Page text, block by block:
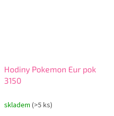
Hodiny Pokemon Eur pok
3150
skladem (>5 ks)